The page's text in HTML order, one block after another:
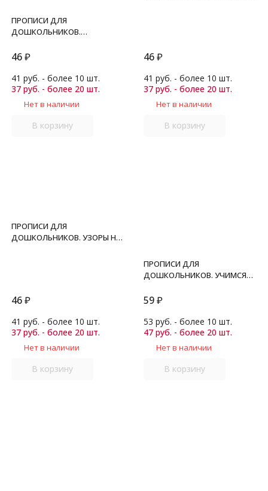
ПРОПИСИ ДЛЯ
ДОШКОЛЬНИКОВ.
3+. Издание третье,
дополненное. ФГОС ДО.
Козлова М.А.
46₽
41 руб. - более 10 шт.
37 руб. - более 20 шт.
Нет в наличии
В корзину
46₽
41 руб. - более 10 шт.
37 руб. - более 20 шт.
Нет в наличии
В корзину
ПРОПИСИ ДЛЯ
ДОШКОЛЬНИКОВ. УЗОРЫ НА
46₽
41 руб. - более 10 шт.
37 руб. - более 20 шт.
Нет в наличии
В корзину
ПРОПИСИ ДЛЯ
ДОШКОЛЬНИКОВ. УЧИМСЯ
третье, переработанное и
Козлова М.А.
59₽
53 руб. - более 10 шт.
47 руб. - более 20 шт.
Нет в наличии
В корзину